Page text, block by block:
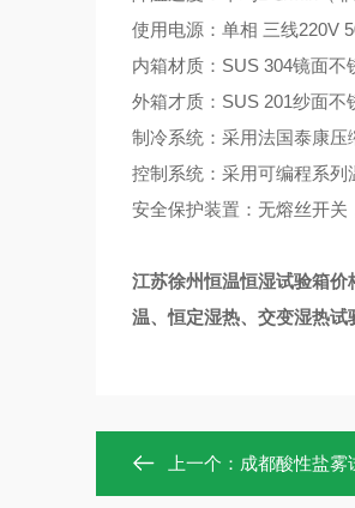
使用电源：单相 三线220V
内箱材质：SUS 304镜面不
外箱才质：SUS 201纱面不
制冷系统：采用法国泰康
控制系统：采用可编程系列
安全保护装置：无熔丝开
江苏徐州恒温恒湿试验箱价
温、恒定湿热、交变湿热试
上一个： 成都酸性盐雾